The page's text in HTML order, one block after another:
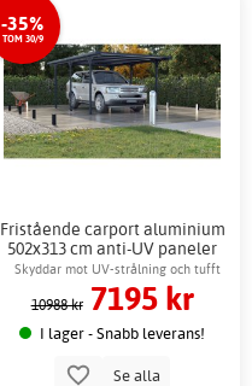
-35%
TOM 30/9
Fristående carport aluminium
502x313 cm anti-UV paneler
Skyddar mot UV-strålning och tufft
väder
10988 kr 7195 kr
I lager - Snabb leverans!
Se alla